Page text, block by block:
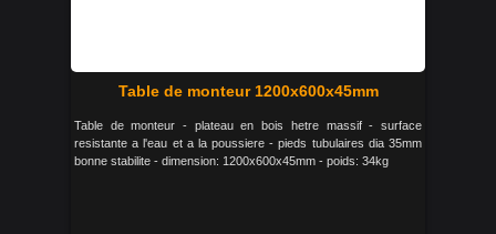
Table de monteur 1200x600x45mm
Table de monteur - plateau en bois hetre massif - surface
resistante a l'eau et a la poussiere - pieds tubulaires dia 35mm
bonne stabilite - dimension: 1200x600x45mm - poids: 34kg